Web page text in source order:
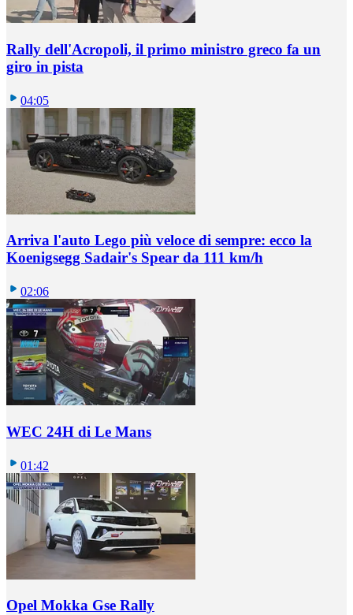
Rally dell'Acropoli, il primo ministro greco fa un
giro in pista
04:05
Arriva l'auto Lego più veloce di sempre: ecco la
Koenigsegg Sadair's Spear da 111 km/h
02:06
WEC 24H di Le Mans
01:42
Opel Mokka Gse Rally